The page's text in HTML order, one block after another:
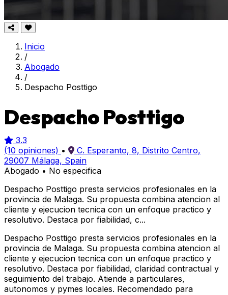
Inicio
/
Abogado
/
Despacho Posttigo
Despacho Posttigo
3.3
(10 opiniones) •
C. Esperanto, 8, Distrito Centro,
29007 Málaga, Spain
Abogado • No especifica
Despacho Posttigo presta servicios profesionales en la
provincia de Malaga. Su propuesta combina atencion al
cliente y ejecucion tecnica con un enfoque practico y
resolutivo. Destaca por fiabilidad, c...
Despacho Posttigo presta servicios profesionales en la
provincia de Malaga. Su propuesta combina atencion al
cliente y ejecucion tecnica con un enfoque practico y
resolutivo. Destaca por fiabilidad, claridad contractual y
seguimiento del trabajo. Atiende a particulares,
autonomos y pymes locales. Recomendado para